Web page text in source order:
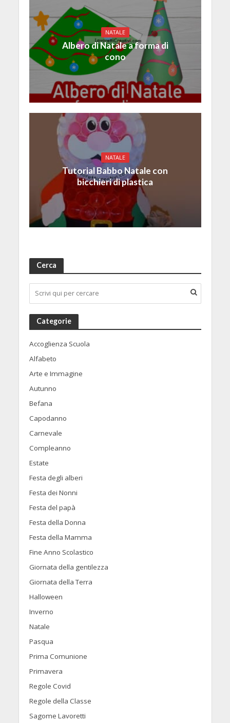
NATALE
Albero di Natale a forma di
cono
NATALE
Tutorial Babbo Natale con
bicchieri di plastica
Cerca
Categorie
Accoglienza Scuola
Alfabeto
Arte e Immagine
Autunno
Befana
Capodanno
Carnevale
Compleanno
Estate
Festa degli alberi
Festa dei Nonni
Festa del papà
Festa della Donna
Festa della Mamma
Fine Anno Scolastico
Giornata della gentilezza
Giornata della Terra
Halloween
Inverno
Natale
Pasqua
Prima Comunione
Primavera
Regole Covid
Regole della Classe
Sagome Lavoretti